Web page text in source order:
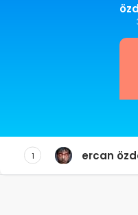
1 ercan